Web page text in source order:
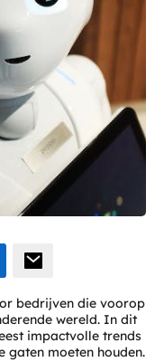
bedrijven die voorop
wereld. In dit
impactvolle trends
gaten moeten houden.